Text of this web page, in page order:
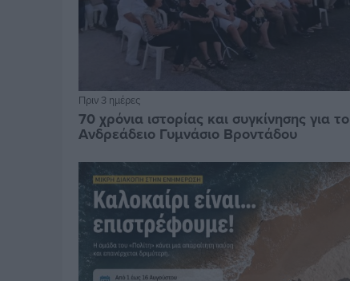
Πριν 3 ημέρες
70 χρόνια ιστορίας και συγκίνησης για το
Ανδρεάδειο Γυμνάσιο Βροντάδου